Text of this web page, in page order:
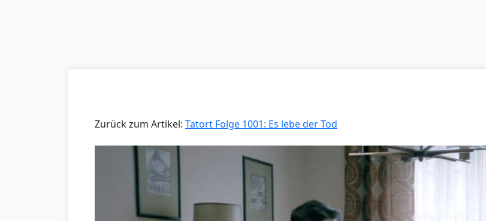
Zurück zum Artikel: Tatort Folge 1001: Es lebe der Tod